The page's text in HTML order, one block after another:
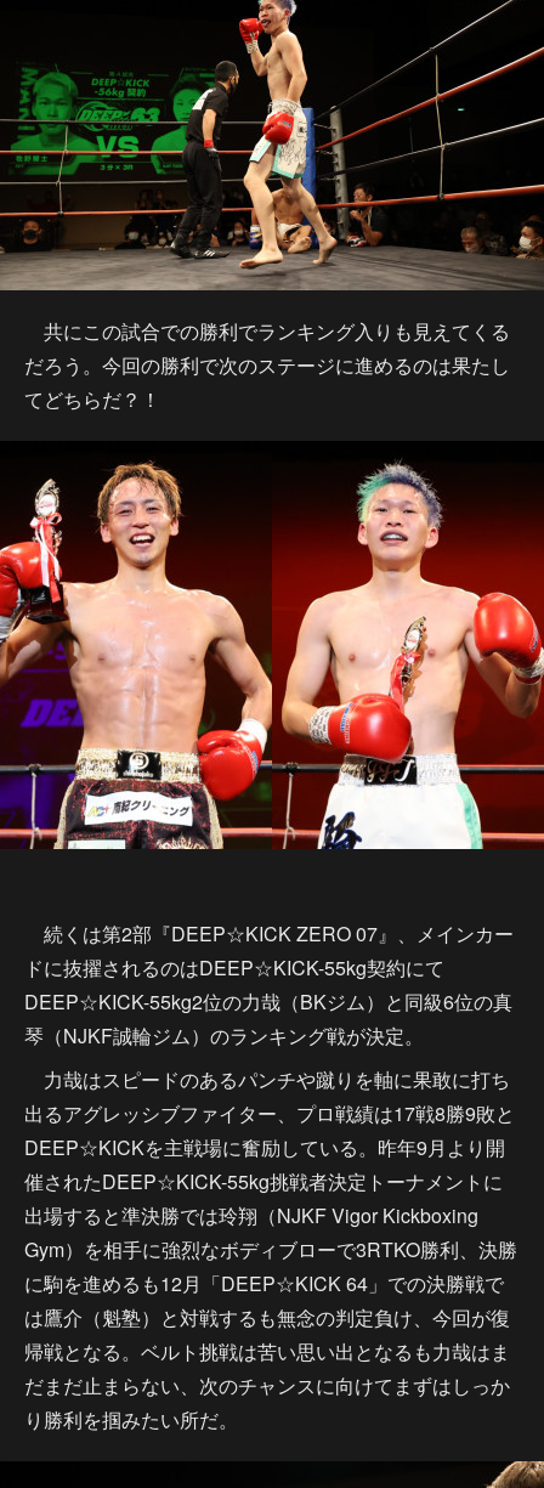
共にこの試合での勝利でランキング入りも見えてくる
だろう。今回の勝利で次のステージに進めるのは果たし
てどちらだ？！
続くは第2部『DEEP☆KICK ZERO 07』、メインカー
ドに抜擢されるのはDEEP☆KICK-55kg契約にて
DEEP☆KICK-55kg2位の力哉（BKジム）と同級6位の真
琴（NJKF誠輪ジム）のランキング戦が決定。
力哉はスピードのあるパンチや蹴りを軸に果敢に打ち
出るアグレッシブファイター、プロ戦績は17戦8勝9敗と
DEEP☆KICKを主戦場に奮励している。昨年9月より開
催されたDEEP☆KICK-55kg挑戦者決定トーナメントに
出場すると準決勝では玲翔（NJKF Vigor Kickboxing
Gym）を相手に強烈なボディブローで3RTKO勝利、決勝
に駒を進めるも12月「DEEP☆KICK 64」での決勝戦で
は鷹介（魁塾）と対戦するも無念の判定負け、今回が復
帰戦となる。ベルト挑戦は苦い思い出となるも力哉はま
だまだ止まらない、次のチャンスに向けてまずはしっか
り勝利を掴みたい所だ。